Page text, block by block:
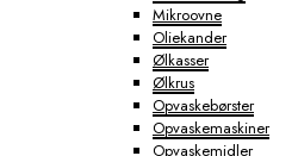
Mikroovne
Oliekander
Ølkasser
Ølkrus
Opvaskebørster
Opvaskemaskiner
Opvaskemidler